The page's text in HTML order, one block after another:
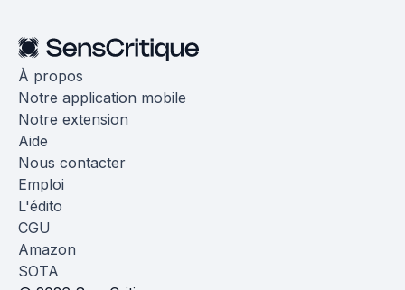
À propos
Notre application mobile
Notre extension
Aide
Nous contacter
Emploi
L'édito
CGU
Amazon
SOTA